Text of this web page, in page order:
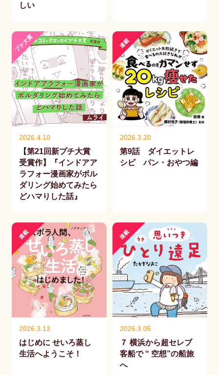
しい
プチ大賞
2026.4.10
【第21回新プチ大賞
受賞作】『インドアア
ラフォー漫画家がボル
ダリング始めてみたら
どハマりした話』
連載
2026.3.20
第9話 ダイエットレ
シピ パン・おやつ編
連載
2026.3.13
はじめに せいろ蒸し
生活へようこそ！
連載
2026.3.05
７ 横浜から超セレブ
客船で “ 空想”の船旅
へ